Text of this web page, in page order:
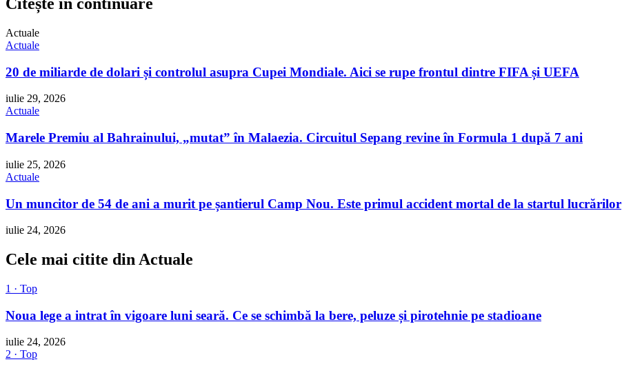
Actuale
Actuale
20 de miliarde de dolari și controlul asupra Cupei Mondiale. Aici se rupe frontul dintre FIFA și UEFA
iulie 29, 2026
Actuale
Marele Premiu al Bahrainului, „mutat” în Malaezia. Circuitul Sepang revine în Formula 1 după 7 ani
iulie 25, 2026
Actuale
Un muncitor de 54 de ani a murit pe șantierul Camp Nou. Este primul accident mortal de la startul lucrărilor
iulie 24, 2026
Cele mai citite din Actuale
1 · Top
Noua lege a intrat în vigoare luni seară. Ce se schimbă la bere, peluze și pirotehnie pe stadioane
iulie 24, 2026
2 · Top